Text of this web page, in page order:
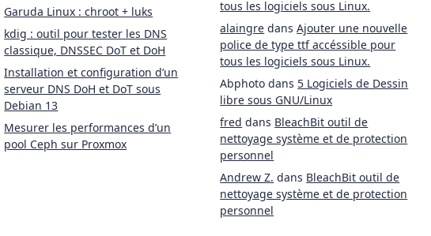
Garuda Linux : chroot + luks
kdig : outil pour tester les DNS
classique, DNSSEC DoT et DoH
Installation et configuration d’un
serveur DNS DoH et DoT sous
Debian 13
Mesurer les performances d’un
pool Ceph sur Proxmox
tous les logiciels sous Linux.
alaingre dansAjouter une nouvelle
police de type ttf accéssible pour
tous les logiciels sous Linux.
Abphoto dans 5 Logiciels de Dessin
libre sous GNU/Linux
fred dans BleachBit outil de
nettoyage système et de protection
personnel
Andrew Z. dans BleachBit outil de
nettoyage système et de protection
personnel